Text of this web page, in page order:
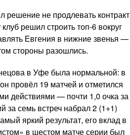
не продлевать контракт
решил строить топ-6 вокруг
Евгения в нижние звенья —
стороны разошлись.
в Уфе была нормальной: в
провёл 19 матчей и отметился
действиями — почти 1,0 очка за
за семь встреч набрал 2 (1+1)
яркий результат, его вклад в
в шестом матче серии был